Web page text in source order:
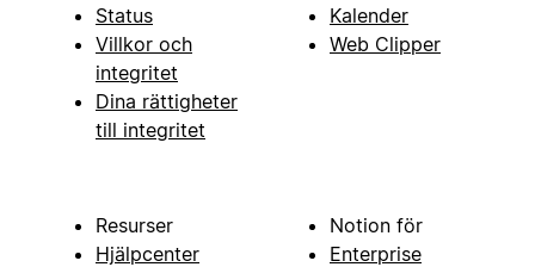
Status
Villkor och
integritet
Dina rättigheter
till integritet
Kalender
Web Clipper
Resurser
Hjälpcenter
Notion för
Enterprise